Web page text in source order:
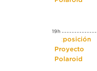
19h
Exposición
Proyecto
Polaroid